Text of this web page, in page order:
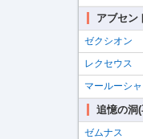
アブセン
ゼクシオン
レクセウス
マールーシャ
追憶の洞
ゼムナス